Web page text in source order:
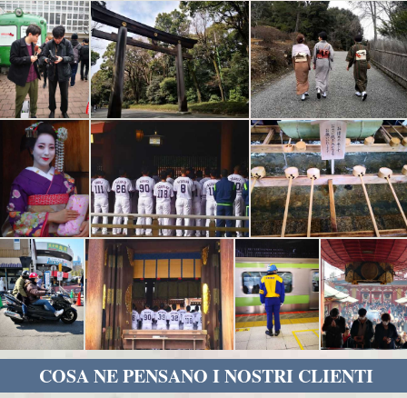
COSA NE PENSANO I NOSTRI CLIENTI